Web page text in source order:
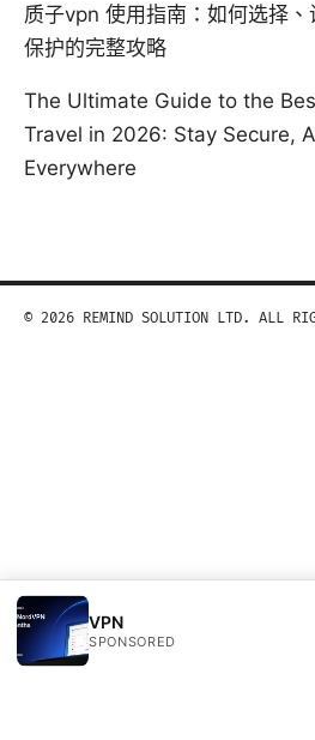
质子vpn 使用指南：如何选择
保护的完整攻略
The Ultimate Guide to the
Travel in 2026: Stay Secure,
Everywhere
VPN
SPONSORED
© 2026 REMIND SOLUTION LTD. ALL